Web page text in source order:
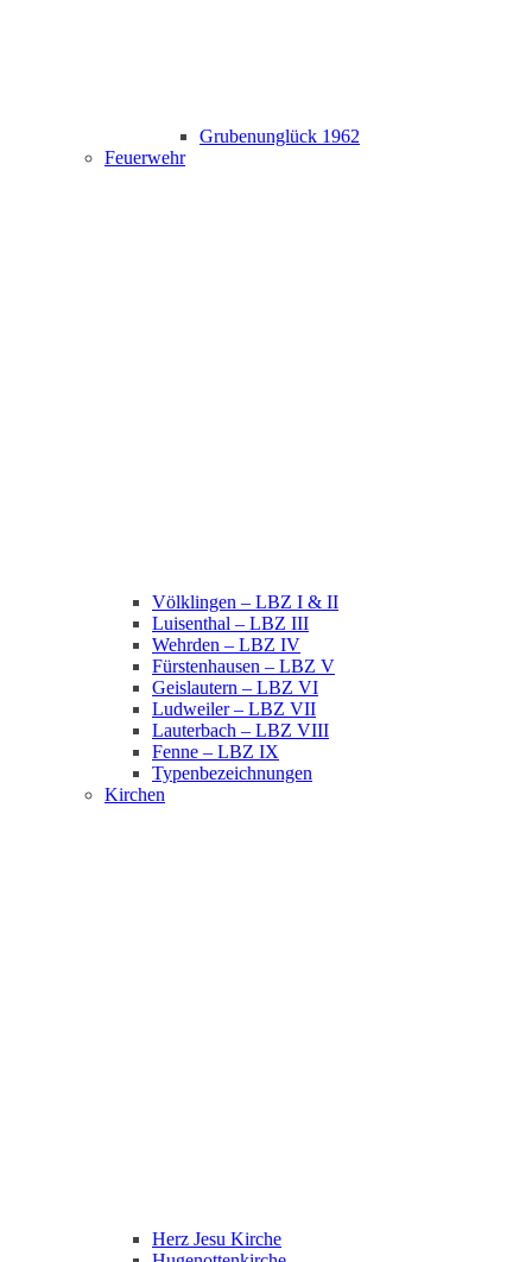
Grubenunglück 1962
Feuerwehr
Völklingen – LBZ I & II
Luisenthal – LBZ III
Wehrden – LBZ IV
Fürstenhausen – LBZ V
Geislautern – LBZ VI
Ludweiler – LBZ VII
Lauterbach – LBZ VIII
Fenne – LBZ IX
Typenbezeichnungen
Kirchen
Herz Jesu Kirche